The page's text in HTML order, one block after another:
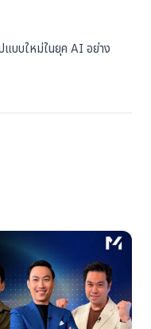
แบบใหม่ในยุค AI อย่าง